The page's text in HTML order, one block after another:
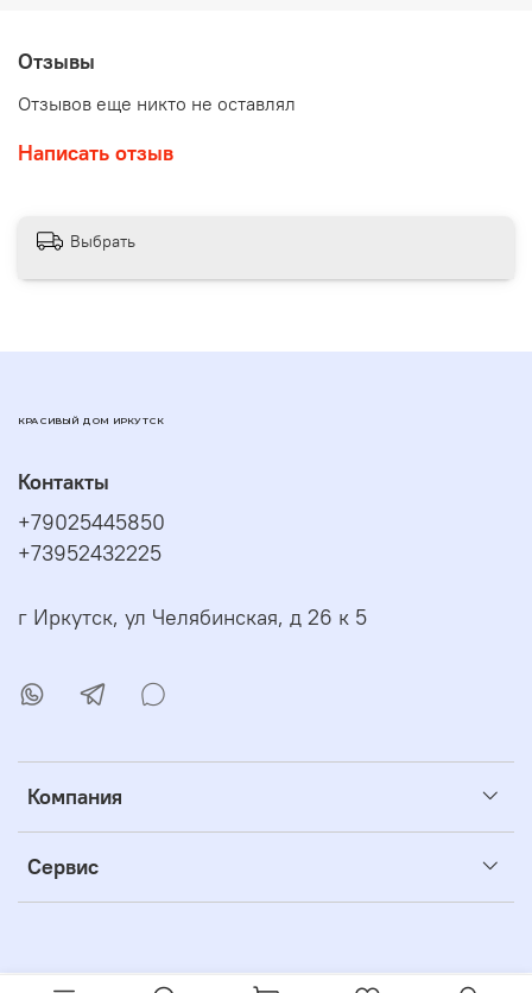
Отзывы
Отзывов еще никто не оставлял
Написать отзыв
Выбрать
КРАСИВЫЙ ДОМ ИРКУТСК
Компания
Сервис
Контакты
+79025445850
+73952432225
г Иркутск, ул Челябинская, д 26 к 5